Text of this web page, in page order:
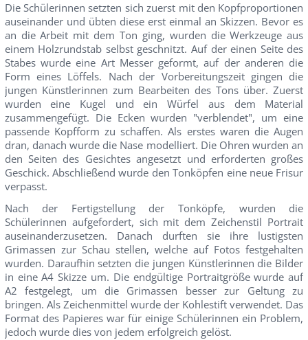
Die Schülerinnen setzten sich zuerst mit den Kopfproportionen
auseinander und übten diese erst einmal an Skizzen. Bevor es
an die Arbeit mit dem Ton ging, wurden die Werkzeuge aus
einem Holzrundstab selbst geschnitzt. Auf der einen Seite des
Stabes wurde eine Art Messer geformt, auf der anderen die
Form eines Löffels. Nach der Vorbereitungszeit gingen die
jungen Künstlerinnen zum Bearbeiten des Tons über. Zuerst
wurden eine Kugel und ein Würfel aus dem Material
zusammengefügt. Die Ecken wurden "verblendet", um eine
passende Kopfform zu schaffen. Als erstes waren die Augen
dran, danach wurde die Nase modelliert. Die Ohren wurden an
den Seiten des Gesichtes angesetzt und erforderten großes
Geschick. Abschließend wurde den Tonköpfen eine neue Frisur
verpasst.
Nach der Fertigstellung der Tonköpfe, wurden die
Schülerinnen aufgefordert, sich mit dem Zeichenstil Portrait
auseinanderzusetzen. Danach durften sie ihre lustigsten
Grimassen zur Schau stellen, welche auf Fotos festgehalten
wurden. Daraufhin setzten die jungen Künstlerinnen die Bilder
in eine A4 Skizze um. Die endgültige Portraitgröße wurde auf
A2 festgelegt, um die Grimassen besser zur Geltung zu
bringen. Als Zeichenmittel wurde der Kohlestift verwendet. Das
Format des Papieres war für einige Schülerinnen ein Problem,
jedoch wurde dies von jedem erfolgreich gelöst.